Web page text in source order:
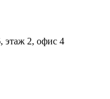
этаж 2, офис 4